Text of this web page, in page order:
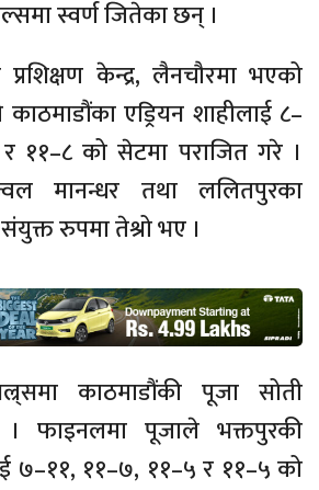
स्वर्ण जितेका छन् ।
प्रशिक्षण केन्द्र, लैनचौरमा भएको
एड्रियन शाहीलाई ८–
११–८ को सेटमा पराजित गरे ।
मानन्धर तथा ललितपुरका
रुपमा तेश्रो भए ।
काठमाडौंकी पूजा सोती
। फाइनलमा पूजाले भक्तपुरकी
७–११, ११–७, ११–५ र ११–५ को